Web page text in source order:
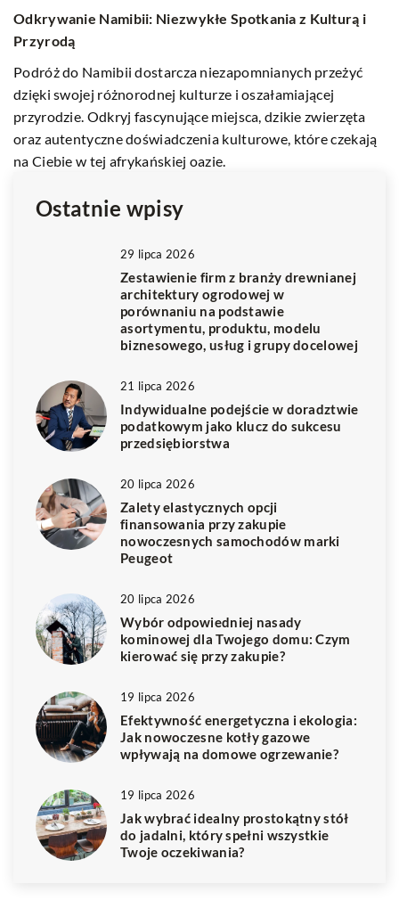
Odkrywanie Namibii: Niezwykłe Spotkania z Kulturą i
Przyrodą
Podróż do Namibii dostarcza niezapomnianych przeżyć
dzięki swojej różnorodnej kulturze i oszałamiającej
przyrodzie. Odkryj fascynujące miejsca, dzikie zwierzęta
oraz autentyczne doświadczenia kulturowe, które czekają
na Ciebie w tej afrykańskiej oazie.
Ostatnie wpisy
29 lipca 2026
Zestawienie firm z branży drewnianej
architektury ogrodowej w
porównaniu na podstawie
asortymentu, produktu, modelu
biznesowego, usług i grupy docelowej
21 lipca 2026
Indywidualne podejście w doradztwie
podatkowym jako klucz do sukcesu
przedsiębiorstwa
20 lipca 2026
Zalety elastycznych opcji
finansowania przy zakupie
nowoczesnych samochodów marki
Peugeot
20 lipca 2026
Wybór odpowiedniej nasady
kominowej dla Twojego domu: Czym
kierować się przy zakupie?
19 lipca 2026
Efektywność energetyczna i ekologia:
Jak nowoczesne kotły gazowe
wpływają na domowe ogrzewanie?
19 lipca 2026
Jak wybrać idealny prostokątny stół
do jadalni, który spełni wszystkie
Twoje oczekiwania?